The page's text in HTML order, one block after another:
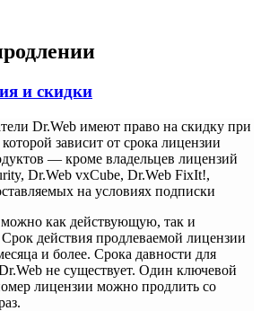
и скидки
Dr.Web имеют право на скидку при
зависит от срока лицензии
— кроме владельцев лицензий
Dr.Web vxCube, Dr.Web FixIt!,
на условиях подписки
как действующую, так и
действия продлеваемой лицензии
и более. Срока давности для
не существует. Один ключевой
лицензии можно продлить со